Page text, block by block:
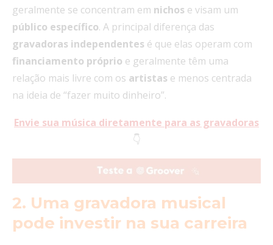
geralmente se concentram em nichos e visam um
público específico. A principal diferença das
gravadoras independentes é que elas operam com
financiamento próprio e geralmente têm uma
relação mais livre com os artistas e menos centrada
na ideia de “fazer muito dinheiro”.
Envie sua música diretamente para as gravadoras
👇
2. Uma gravadora musical
pode investir na sua carreira